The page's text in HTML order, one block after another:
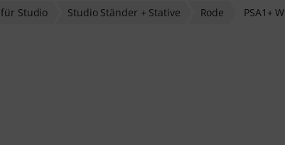
Studio Studio Ständer + Stative Rode PSA1+ W